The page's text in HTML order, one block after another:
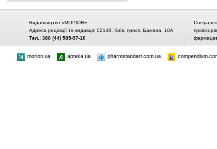
Видавництво «МОРІОН»
Адреса редакції та видавця: 02140, Київ, просп. Бажана, 10А
Тел.: 380 (44) 585-97-10
morion.ua apteka.ua pharmstandart.com.ua